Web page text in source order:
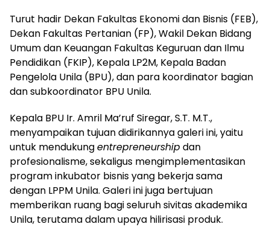
Turut hadir Dekan Fakultas Ekonomi dan Bisnis (FEB),
Dekan Fakultas Pertanian (FP), Wakil Dekan Bidang
Umum dan Keuangan Fakultas Keguruan dan Ilmu
Pendidikan (FKIP), Kepala LP2M, Kepala Badan
Pengelola Unila (BPU), dan para koordinator bagian
dan subkoordinator BPU Unila.
Kepala BPU Ir. Amril Ma’ruf Siregar, S.T. M.T.,
menyampaikan tujuan didirikannya galeri ini, yaitu
untuk mendukungentrepreneurshipdan
profesionalisme, sekaligus mengimplementasikan
program inkubator bisnis yang bekerja sama
dengan LPPM Unila. Galeri ini juga bertujuan
memberikan ruang bagi seluruh sivitas akademika
Unila, terutama dalam upaya hilirisasi produk.